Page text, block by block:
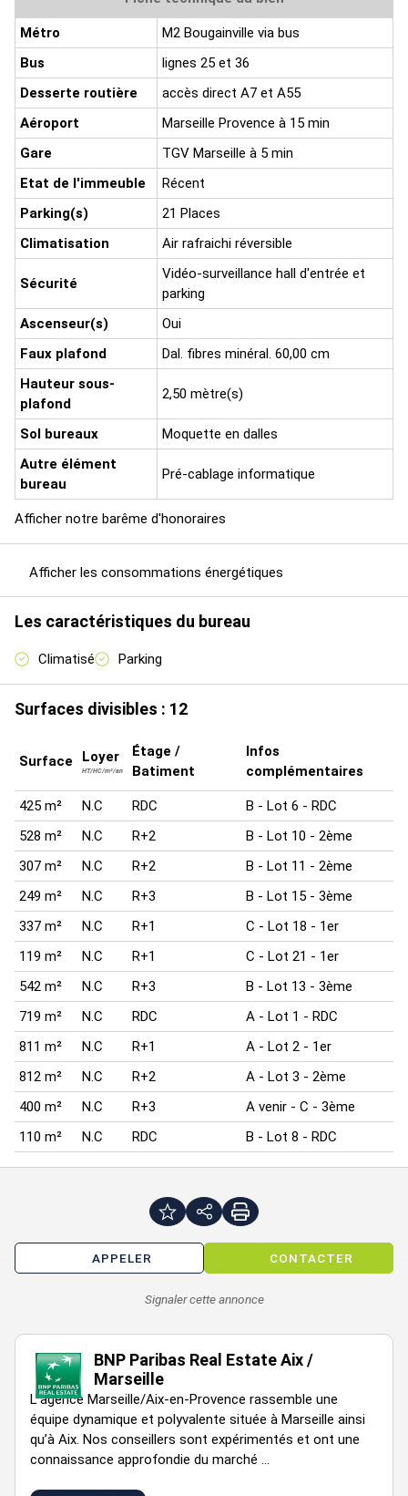
Métro
M2 Bougainville via bus
Bus
lignes 25 et 36
Desserte routière
accès direct A7 et A55
Aéroport
Marseille Provence à 15 min
Gare
TGV Marseille à 5 min
Etat de l'immeuble
Récent
Parking(s)
21 Places
Climatisation
Air rafraichi réversible
Sécurité
Vidéo-surveillance hall d'entrée et
parking
Ascenseur(s)
Oui
Faux plafond
Dal. fibres minéral. 60,00 cm
Hauteur sous-
plafond
2,50 mètre(s)
Sol bureaux
Moquette en dalles
Autre élément
bureau
Pré-cablage informatique
Afficher notre barême d'honoraires
Afficher les consommations énergétiques
Les caractéristiques du bureau
Climatisé Parking
Surfaces divisibles : 12
Surface Loyer
HT/HC/m²/an
Étage /
Batiment
Infos
complémentaires
425 m² N.C RDC
B - Lot 6 - RDC
528 m²
N.C R+2
B - Lot 10 - 2ème
307 m²
N.C R+2
B - Lot 11 - 2ème
249 m²
N.C R+3
B - Lot 15 - 3ème
337 m²
N.C R+1
C - Lot 18 - 1er
119 m²
N.C R+1
C - Lot 21 - 1er
542 m²
N.C R+3
B - Lot 13 - 3ème
719 m²
N.C RDC
A - Lot 1 - RDC
811 m²
N.C R+1
A - Lot 2 - 1er
812 m²
N.C R+2
A - Lot 3 - 2ème
400 m²
N.C R+3
A venir - C - 3ème
110 m²
N.C RDC B - Lot 8 - RDC
APPELER CONTACTER
Signaler cette annonce
BNP Paribas Real Estate Aix /
Marseille
L''agence Marseille/Aix-en-Provence rassemble une
équipe dynamique et polyvalente située à Marseille ainsi
qu’à Aix. Nos conseillers sont expérimentés et ont une
connaissance approfondie du marché ...